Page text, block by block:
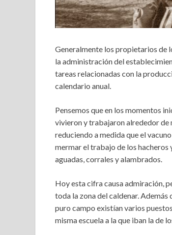
Generalmente los propietarios de
la administración del
tareas relacionadas con la
calendario anual.
Pensemos que en los momentos
vivieron y trabajaron alrededor de
reduciendo a medida que el
mermar el trabajo de los hacheros
aguadas, corrales y alambrados.
Hoy esta cifra causa admiración,
toda la zona del caldenar.
puro campo existían varios
misma escuela a la que iban la de